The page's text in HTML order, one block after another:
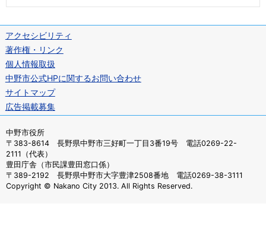
アクセシビリティ
著作権・リンク
個人情報取扱
中野市公式HPに関するお問い合わせ
サイトマップ
広告掲載募集
中野市役所
〒383-8614 長野県中野市三好町一丁目3番19号 電話0269-22-
2111（代表）
豊田庁舎（市民課豊田窓口係）
〒389-2192 長野県中野市大字豊津2508番地 電話0269-38-3111
Copyright © Nakano City 2013. All Rights Reserved.